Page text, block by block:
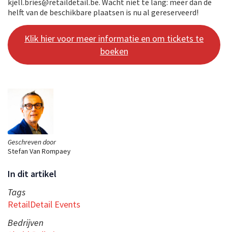
Geschreven door
Stefan Van Rompaey
In dit artikel
Tags
RetailDetail Events
Bedrijven
helft van de beschikbare plaatsen is nu al gereserveerd!
Klik hier voor meer informatie en om tickets te
boeken